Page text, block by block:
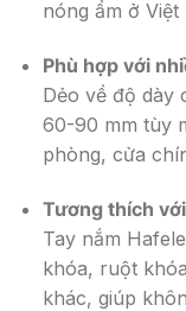
nóng ẩm ở Việt
Phù hợp với
Dẻo về độ dày
60-90 mm tùy
phòng, cửa
Tương thích
Tay nắm
khóa, ruột
khác, giúp